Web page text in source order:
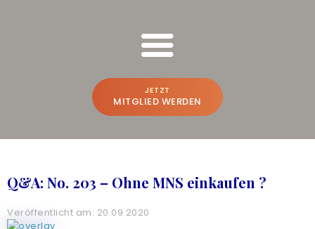
JETZT
MITGLIED WERDEN
FREESPIRIT ONLINE SCHULUNGEN
Bruno Würtenberger & Aline N. Brandstetter
BEWUSSTSEINS-VLOG
PREMIUM-PLATTFORM
Q&A: No. 203 – Ohne MNS einkaufen ?
Veröffentlicht am: 20.09.2020